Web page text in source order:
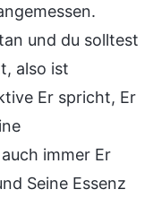
und du solltest
also ist
Er spricht, Er
immer Er
Seine Essenz